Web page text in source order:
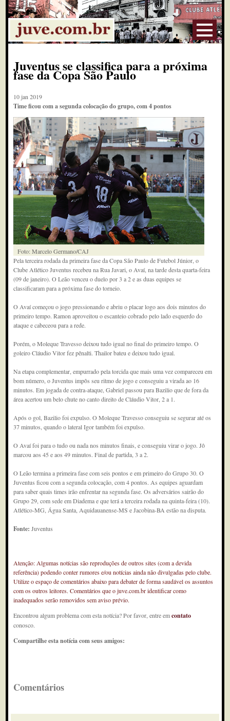
Juventus se classifica para a próxima
fase da Copa São Paulo
10 jan 2019
Time ficou com a segunda colocação do grupo, com 4 pontos
Foto: Marcelo Germano/CAJ
Pela terceira rodada da primeira fase da Copa São Paulo de Futebol Júnior, o
Clube Atlético Juventus recebeu na Rua Javari, o Avaí, na tarde desta quarta-feira
(09 de janeiro). O Leão venceu o duelo por 3 a 2 e as duas equipes se
classificaram para a próxima fase do torneio.
O Avaí começou o jogo pressionando e abriu o placar logo aos dois minutos do
primeiro tempo. Ramon aproveitou o escanteio cobrado pelo lado esquerdo do
ataque e cabeceou para a rede.
Porém, o Moleque Travesso deixou tudo igual no final do primeiro tempo. O
goleiro Cláudio Vitor fez pênalti. Thailor bateu e deixou tudo igual.
Na etapa complementar, empurrado pela torcida que mais uma vez compareceu em
bom número, o Juventus impôs seu ritmo de jogo e conseguiu a virada ao 16
minutos. Em jogada de contra-ataque, Gabriel passou para Bazilio que de fora da
área acertou um belo chute no canto direito de Cláudio Vitor, 2 a 1.
Após o gol, Bazilio foi expulso. O Moleque Travesso conseguiu se segurar até os
37 minutos, quando o lateral Igor também foi expulso.
O Avaí foi para o tudo ou nada nos minutos finais, e conseguiu virar o jogo. Jô
marcou aos 45 e aos 49 minutos. Final de partida, 3 a 2.
O Leão termina a primeira fase com seis pontos e em primeiro do Grupo 30. O
Juventus ficou com a segunda colocação, com 4 pontos. As equipes aguardam
para saber quais times irão enfrentar na segunda fase. Os adversários sairão do
Grupo 29, com sede em Diadema e que terá a terceira rodada na quinta-feira (10).
Atlético-MG, Água Santa, Aquidauanense-MS e Jacobina-BA estão na disputa.
Fonte:Juventus
Atenção: Algumas notícias são reproduções de outros sites (com a devida
referência) podendo conter rumores e/ou notícias ainda não divulgadas pelo clube.
Utilize o espaço de comentários abaixo para debater de forma saudável os assuntos
com os outros leitores. Comentários que o juve.com.br identificar como
inadequados serão removidos sem aviso prévio.
Encontrou algum problema com esta notícia? Por favor, entre emcontato
conosco.
Compartilhe esta notícia com seus amigos:
Comentários